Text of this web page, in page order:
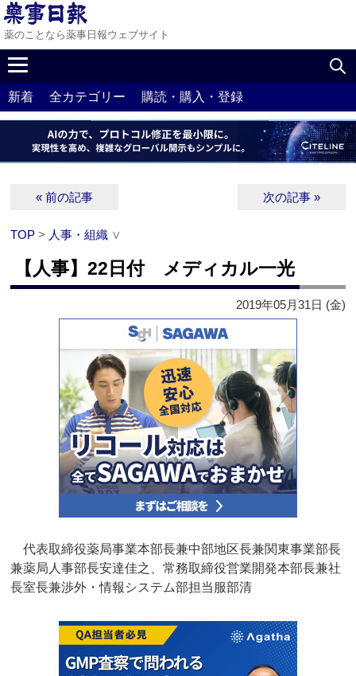
薬のことなら薬事日報ウェブサイト
新着 全カテゴリー 購読・購入・登録
« 前の記事 次の記事 »
TOP > 人事・組織 ∨
【人事】22日付 メディカル一光
2019年05月31日 (金)
代表取締役薬局事業本部長兼中部地区長兼関東事業部長
兼薬局人事部長安達佳之、常務取締役営業開発本部長兼社
長室長兼渉外・情報システム部担当服部清